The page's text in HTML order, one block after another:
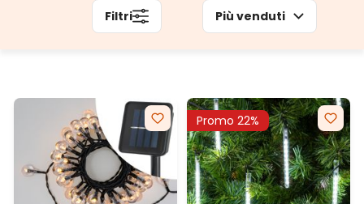
Filtri Più venduti
Promo 22%